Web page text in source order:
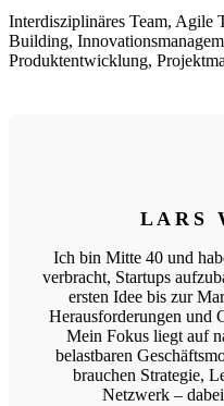
Interdisziplinäres Team, Agile
Building,
Produktentwicklung,
LARS
Ich bin Mitte 40 und
verbracht, Startups
ersten Idee bis zur
Herausforderungen und
Mein Fokus liegt auf
belastbaren
brauchen Strategie,
Netzwerk –